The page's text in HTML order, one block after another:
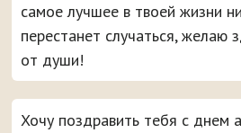
самое лучшее в твоей жизни
перестанет случаться, желаю
от души!
Хочу поздравить тебя с днем